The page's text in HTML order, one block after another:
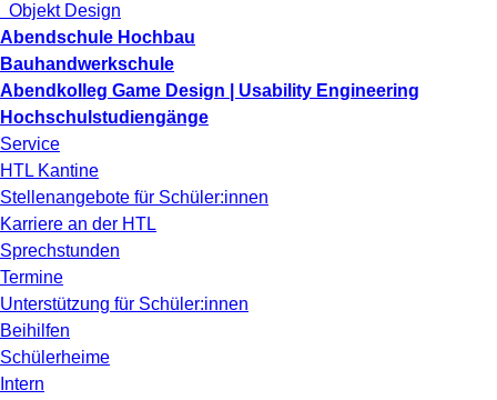
Objekt Design
Abendschule Hochbau
Bauhandwerkschule
Abendkolleg Game Design | Usability Engineering
Hochschulstudiengänge
Service
HTL Kantine
Stellenangebote für Schüler:innen
Karriere an der HTL
Sprechstunden
Termine
Unterstützung für Schüler:innen
Beihilfen
Schülerheime
Intern